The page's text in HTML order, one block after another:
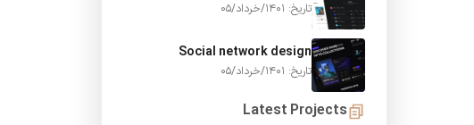
تاریخ: 1401/خرداد/05
Social network design
تاریخ: 1401/خرداد/05
Latest Projects